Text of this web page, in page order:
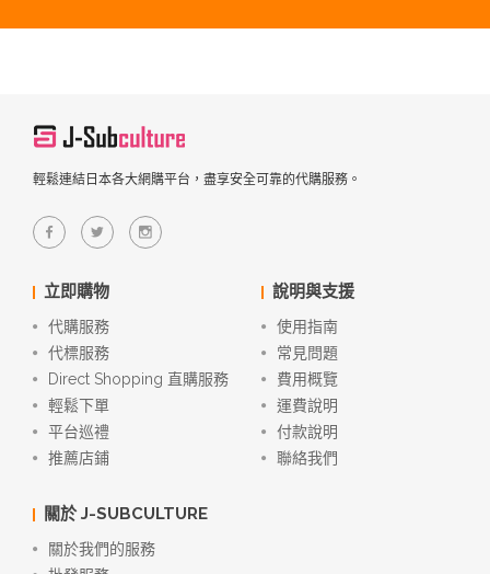
輕鬆連結日本各大網購平台，盡享安全可靠的代購服務。
立即購物
代購服務
代標服務
Direct Shopping 直購服務
輕鬆下單
平台巡禮
推薦店鋪
說明與支援
使用指南
常見問題
費用概覽
運費說明
付款說明
聯絡我們
關於 J-SUBCULTURE
關於我們的服務